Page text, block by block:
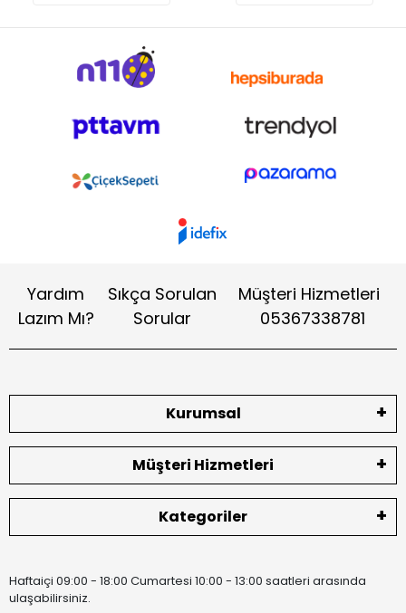
Yardım
Lazım Mı?
Sıkça Sorulan
Sorular
Müşteri Hizmetleri
05367338781
Kurumsal
Müşteri Hizmetleri
Kategoriler
Haftaiçi 09:00 - 18:00 Cumartesi 10:00 - 13:00 saatleri arasında
ulaşabilirsiniz.